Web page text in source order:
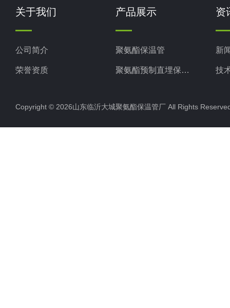
关于我们
公司简介
荣誉资质
产品展示
聚氨酯保温管
聚氨酯预制直埋保温管
聚氨酯发泡保温管
资
新
技
Copyright © 2026山东临沂大城聚氨酯保温管厂 All Rights